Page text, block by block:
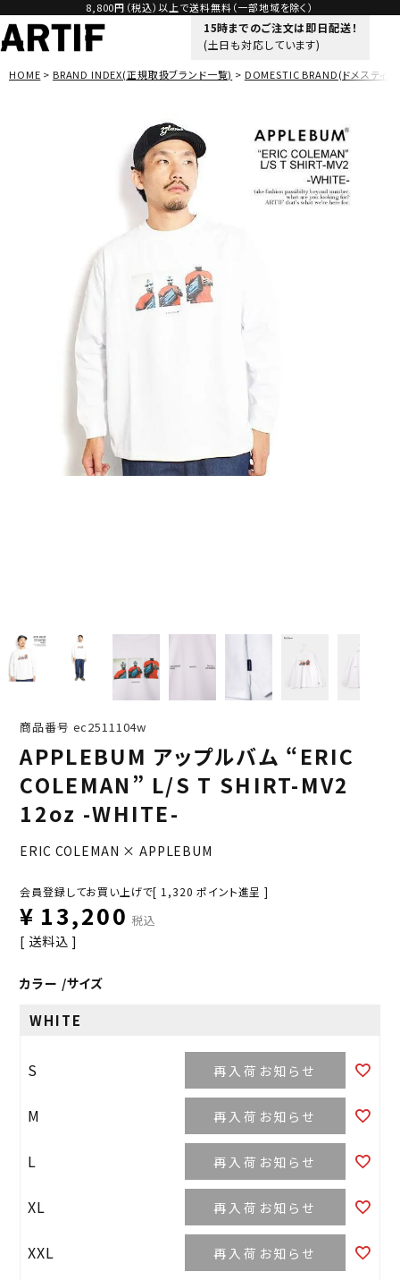
8,800円（税込）以上で送料無料（一部地域を除く）
15時までのご注文は即日配送！
(土日も対応しています)
HOME BRAND INDEX(正規取扱ブランド一覧) DOMESTIC BRAND(ドメスティッ
商品番号 ec2511104w
APPLEBUM アップルバム “ERIC
COLEMAN” L/S T SHIRT-MV2
12oz -WHITE-
ERIC COLEMAN × APPLEBUM
会員登録してお買い上げで[ 1,320 ポイント進呈 ]
¥ 13,200 税込
送料込
カラー サイズ
WHITE
S 再入荷お知らせ
M 再入荷お知らせ
L 再入荷お知らせ
XL 再入荷お知らせ
XXL 再入荷お知らせ